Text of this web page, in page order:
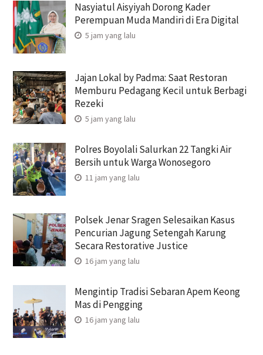
Nasyiatul Aisyiyah Dorong Kader
Perempuan Muda Mandiri di Era Digital
5 jam yang lalu
Jajan Lokal by Padma: Saat Restoran
Memburu Pedagang Kecil untuk Berbagi
Rezeki
5 jam yang lalu
Polres Boyolali Salurkan 22 Tangki Air
Bersih untuk Warga Wonosegoro
11 jam yang lalu
Polsek Jenar Sragen Selesaikan Kasus
Pencurian Jagung Setengah Karung
Secara Restorative Justice
16 jam yang lalu
Mengintip Tradisi Sebaran Apem Keong
Mas di Pengging
16 jam yang lalu